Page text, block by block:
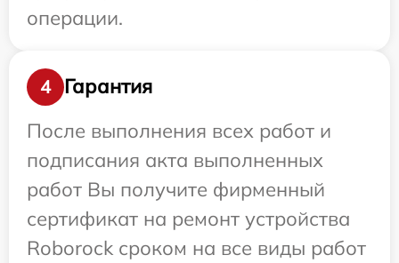
операции.
4
Гарантия
После выполнения всех работ и
подписания акта выполненных
работ Вы получите фирменный
сертификат на ремонт устройства
Roborock сроком на все виды работ